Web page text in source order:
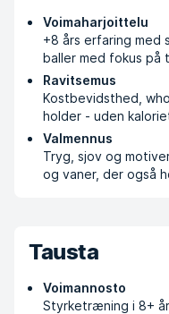
Voimaharjoittelu
+8 års erfaring med
baller med fokus på
Ravitsemus
Kostbevidsthed,
holder - uden
Valmennus
Tryg, sjov og
og vaner, der også
Tausta
Voimannosto
Styrketræning i 8+